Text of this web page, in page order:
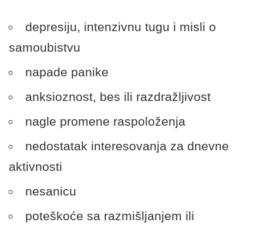
depresiju, intenzivnu tugu i misli o
samoubistvu
napade panike
anksioznost, bes ili razdražljivost
nagle promene raspoloženja
nedostatak interesovanja za dnevne
aktivnosti
nesanicu
poteškoće sa razmišljanjem ili